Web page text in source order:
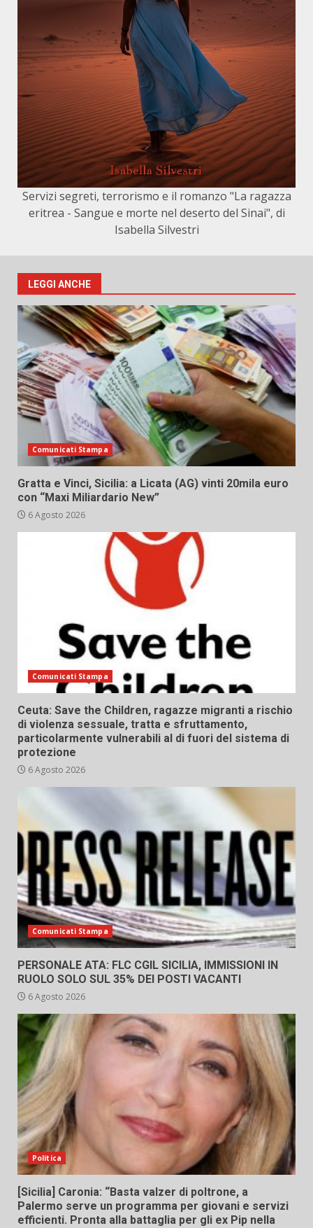
Servizi segreti, terrorismo e il romanzo "La ragazza
eritrea - Sangue e morte nel deserto del Sinai", di
Isabella Silvestri
LEGGI ANCHE
Comunicati Stampa
Gratta e Vinci, Sicilia: a Licata (AG) vinti 20mila euro
con “Maxi Miliardario New”
6 Agosto 2026
Comunicati Stampa
Ceuta: Save the Children, ragazze migranti a rischio
di violenza sessuale, tratta e sfruttamento,
particolarmente vulnerabili al di fuori del sistema di
protezione
6 Agosto 2026
Comunicati Stampa
PERSONALE ATA: FLC CGIL SICILIA, IMMISSIONI IN
RUOLO SOLO SUL 35% DEI POSTI VACANTI
6 Agosto 2026
Politica
[Sicilia] Caronia: “Basta valzer di poltrone, a
Palermo serve un programma per giovani e servizi
efficienti. Pronta alla battaglia per gli ex Pip nella